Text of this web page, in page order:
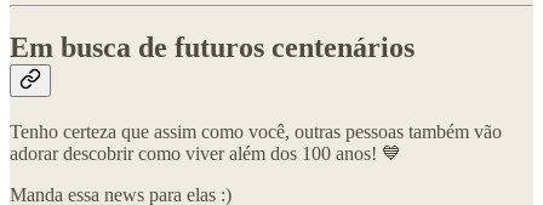
Em busca de futuros centenários
Tenho certeza que assim como você, outras pessoas também vão
adorar descobrir como viver além dos 100 anos! 💙
Manda essa news para elas :)